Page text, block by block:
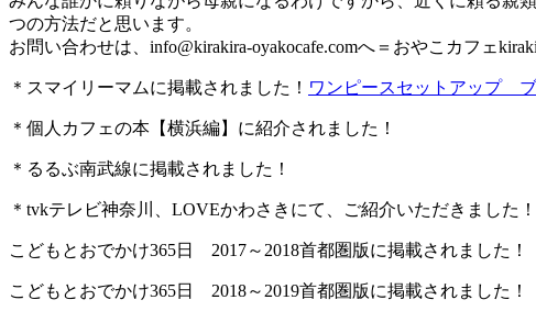
つの方法だと思います。
お問い合わせは、 info@kirakira-oyakocafe.comへ＝おやこカフェ
＊スマイリーマムに掲載されました！ ワンピースセットアップ
＊個人カフェの本【横浜編】に紹介されました！
＊るるぶ南武線に掲載されました！
＊tvkテレビ神奈川、LOVEかわさきにて、ご紹介いただきました
こどもとおでかけ365日 2017～2018首都圏版に掲載されました！
こどもとおでかけ365日 2018～2019首都圏版に掲載されました！